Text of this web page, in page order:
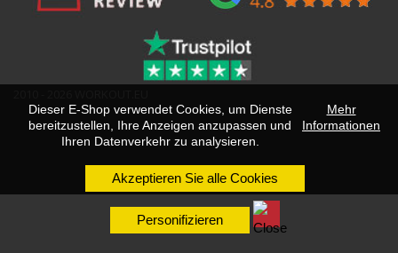
Dieser E-Shop verwendet Cookies, um Dienste
bereitzustellen, Ihre Anzeigen anzupassen und
Ihren Datenverkehr zu analysieren.
Mehr
Informationen
Akzeptieren Sie alle Cookies
Personifizieren